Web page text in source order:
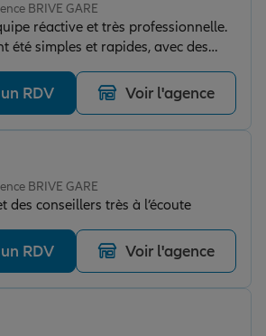
BRIVE GARE
réactive et très professionnelle.
été simples et rapides, avec des
à mes besoins. Je
assurance sans hésitation
RDV Voir l'agence
BRIVE GARE
des conseillers très à l’écoute
RDV Voir l'agence